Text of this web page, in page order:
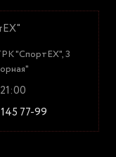
"СпортЕХ", 3
77-99